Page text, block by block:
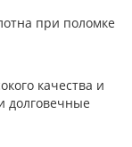
при поломке
качества и
долговечные